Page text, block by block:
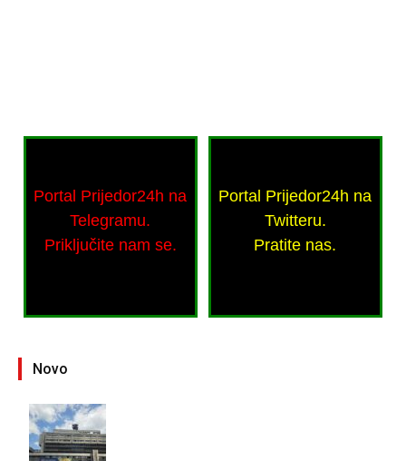
Portal Prijedor24h na
Telegramu.
Priključite nam se.
Portal Prijedor24h na
Twitteru.
Pratite nas.
Novo